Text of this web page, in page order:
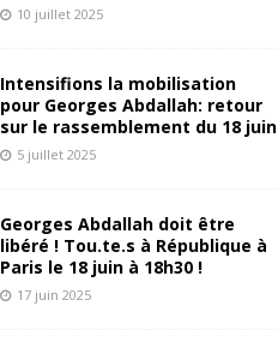
10 juillet 2025
Intensifions la mobilisation
pour Georges Abdallah: retour
sur le rassemblement du 18 juin
5 juillet 2025
Georges Abdallah doit être
libéré ! Tou.te.s à République à
Paris le 18 juin à 18h30 !
17 juin 2025